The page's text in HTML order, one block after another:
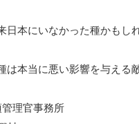
本にいなかった種かもし
は本当に悪い影響を与え
理官事務所